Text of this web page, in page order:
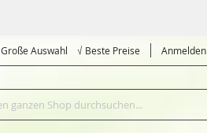
Auswahl √ Beste Preise Anmelden